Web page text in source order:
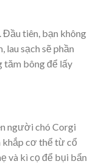
tiên, bạn không
lau sạch sẽ phần
tăm bông để lấy
người chó Corgi
khắp cơ thể từ cổ
và kì cọ để bụi bẩn